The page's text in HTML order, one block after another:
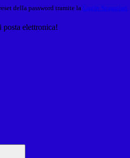
della password tramite la Login Spaggiari
elettronica!